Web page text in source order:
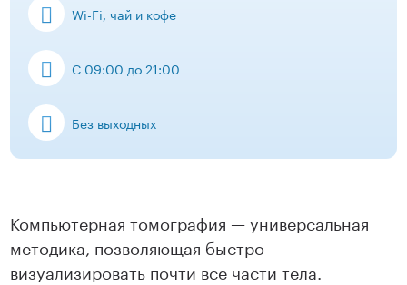
Wi-Fi, чай и кофе
С 09:00 до 21:00
Без выходных
Компьютерная томография — универсальная
методика, позволяющая быстро
визуализировать почти все части тела.